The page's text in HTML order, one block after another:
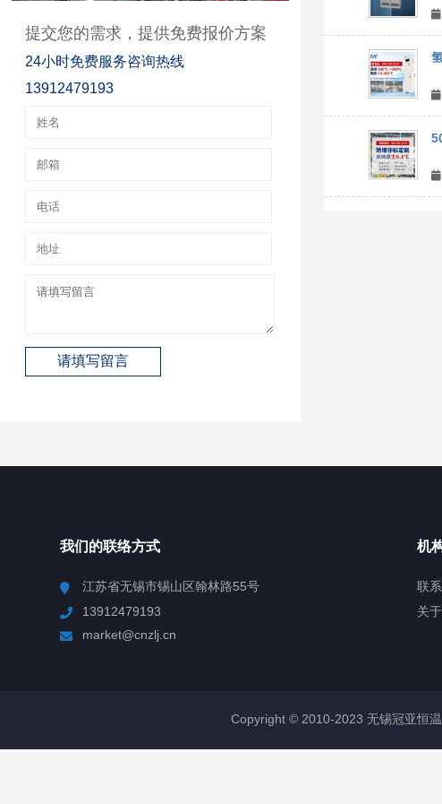
提交您的需求，提供免费报价方案
24小时免费服务咨询热线
13912479193
我们的联络方式
江苏省无锡市锡山区翰林路55号
13912479193
market@cnzlj.cn
机
联
关
Copyright © 2010-2023 无锡冠亚恒